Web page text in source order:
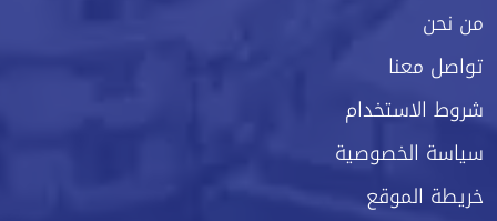
من نحن
تواصل معنا
شروط الاستخدام
سياسة الخصوصية
خريطة الموقع